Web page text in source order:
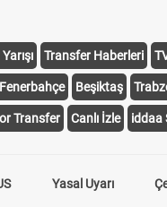
Transfer Haberleri
Fenerbahçe Beşiktaş
Transfer Canlı İzle iddaa
Yasal Uyarı